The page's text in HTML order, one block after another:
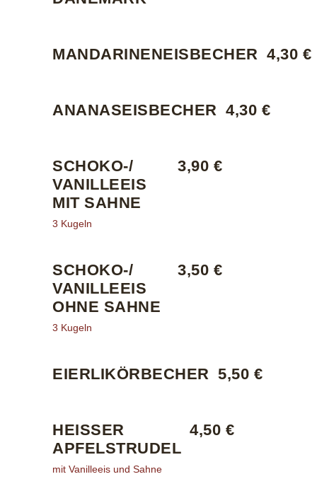
MANDARINENEISBECHER 4,30 €
ANANASEISBECHER 4,30 €
SCHOKO-/
VANILLEEIS
MIT SAHNE
3,90 €
3 Kugeln
SCHOKO-/
VANILLEEIS
OHNE SAHNE
3,50 €
3 Kugeln
EIERLIKÖRBECHER 5,50 €
HEISSER A
PFELSTRUDEL
4,50 €
mit Vanilleeis und Sahne